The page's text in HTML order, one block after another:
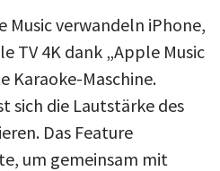
verwandeln iPhone,
TV 4K dank „Apple Music
Karaoke-Maschine.
sich die Lautstärke des
Das Feature
um gemeinsam mit